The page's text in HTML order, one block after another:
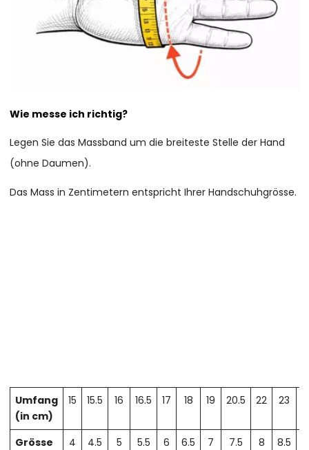
Wie messe ich richtig?
Legen Sie das Massband um die breiteste Stelle der Hand
(ohne Daumen).
Das Mass in Zentimetern entspricht Ihrer Handschuhgrösse.
Umfang
(in cm)
15 15.5 16 16.5 17 18 19 20.5 22 23
Grösse 4 4.5 5 5.5 6 6.5 7 7.5 8 8.5